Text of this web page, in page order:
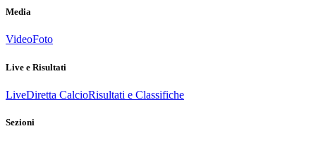
Media
VideoFoto
Live e Risultati
LiveDiretta CalcioRisultati e Classifiche
Sezioni